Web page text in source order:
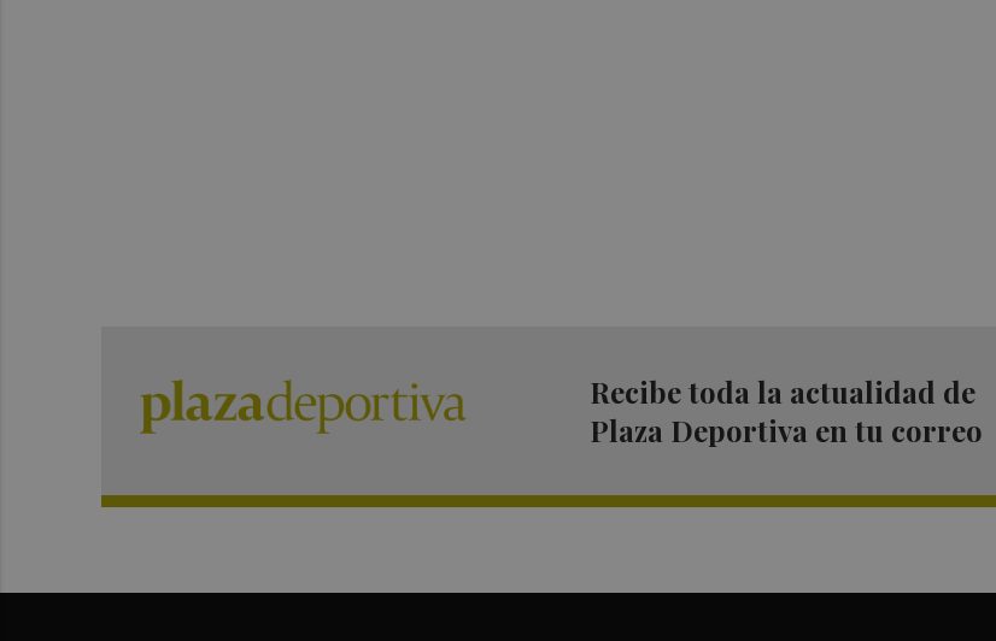
Recibe toda la actualidad de
Plaza Deportiva en tu correo